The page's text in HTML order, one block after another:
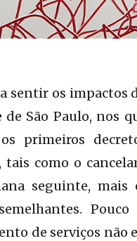
sentir os impactos
São Paulo, nos
primeiros
tais como o
seguinte,
de serviços não